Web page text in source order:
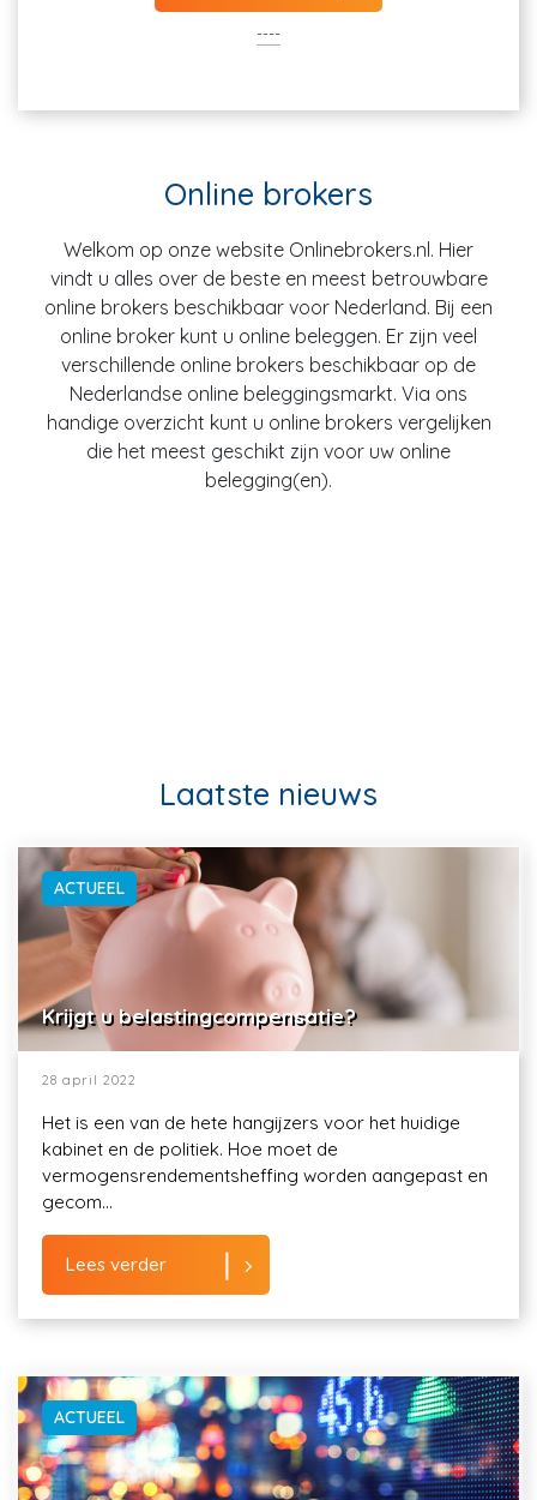
----
Online brokers
Welkom op onze website Onlinebrokers.nl. Hier
vindt u alles over de beste en meest betrouwbare
online brokers beschikbaar voor Nederland. Bij een
online broker kunt u online beleggen. Er zijn veel
verschillende online brokers beschikbaar op de
Nederlandse online beleggingsmarkt. Via ons
handige overzicht kunt u online brokers vergelijken
die het meest geschikt zijn voor uw online
belegging(en).
Laatste nieuws
ACTUEEL
Krijgt u belastingcompensatie?
28 april 2022
Het is een van de hete hangijzers voor het huidige
kabinet en de politiek. Hoe moet de
vermogensrendementsheffing worden aangepast en
gecom...
Lees verder
ACTUEEL